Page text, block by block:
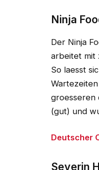
Ninja
Der Ninja
arbeitet mit
So laesst
groesseren
(gut) und
Deutscher
Severin